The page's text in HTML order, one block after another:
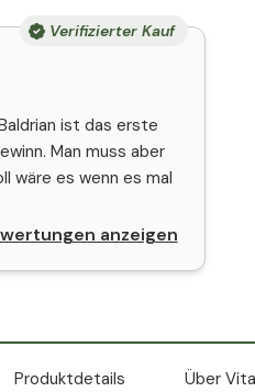
Verifizierter Kauf
ist das erste
Man muss aber
wäre es wenn es mal
anzeigen
Produktdetails Über